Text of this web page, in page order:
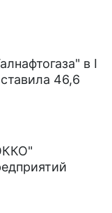
в І
46,6